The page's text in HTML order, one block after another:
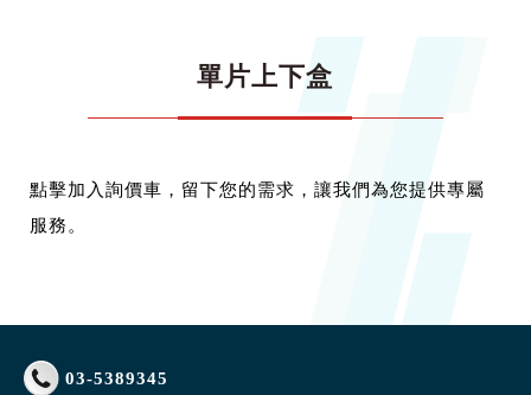
單片上下盒
點擊加入詢價車，留下您的需求，讓我們為您提供專屬
服務。
03-5389345